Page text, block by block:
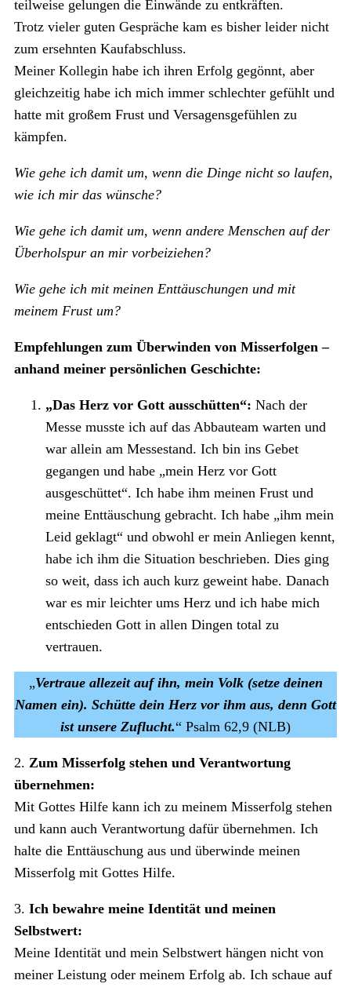
teilweise gelungen die Einwände zu entkräften.
Trotz vieler guten Gespräche kam es bisher leider nicht
zum ersehnten Kaufabschluss.
Meiner Kollegin habe ich ihren Erfolg gegönnt, aber
gleichzeitig habe ich mich immer schlechter gefühlt und
hatte mit großem Frust und Versagensgefühlen zu
kämpfen.
Wie gehe ich damit um, wenn die Dinge nicht so laufen,
wie ich mir das wünsche?
Wie gehe ich damit um, wenn andere Menschen auf der
Überholspur an mir vorbeiziehen?
Wie gehe ich mit meinen Enttäuschungen und mit
meinem Frust um?
Empfehlungen zum Überwinden von Misserfolgen –
anhand meiner persönlichen Geschichte:
„Das Herz vor Gott ausschütten“: Nach der
Messe musste ich auf das Abbauteam warten und
war allein am Messestand. Ich bin ins Gebet
gegangen und habe „mein Herz vor Gott
ausgeschüttet“. Ich habe ihm meinen Frust und
meine Enttäuschung gebracht. Ich habe „ihm mein
Leid geklagt“ und obwohl er mein Anliegen kennt,
habe ich ihm die Situation beschrieben. Dies ging
so weit, dass ich auch kurz geweint habe. Danach
war es mir leichter ums Herz und ich habe mich
entschieden Gott in allen Dingen total zu
vertrauen.
„Vertraue allezeit auf ihn, mein Volk (setze deinen
Namen ein). Schütte dein Herz vor ihm aus, denn Gott
ist unsere Zuflucht.“ Psalm 62,9 (NLB)
2. Zum Misserfolg stehen und Verantwortung
übernehmen:
Mit Gottes Hilfe kann ich zu meinem Misserfolg stehen
und kann auch Verantwortung dafür übernehmen. Ich
halte die Enttäuschung aus und überwinde meinen
Misserfolg mit Gottes Hilfe.
3. Ich bewahre meine Identität und meinen
Selbstwert:
Meine Identität und mein Selbstwert hängen nicht von
meiner Leistung oder meinem Erfolg ab. Ich schaue auf